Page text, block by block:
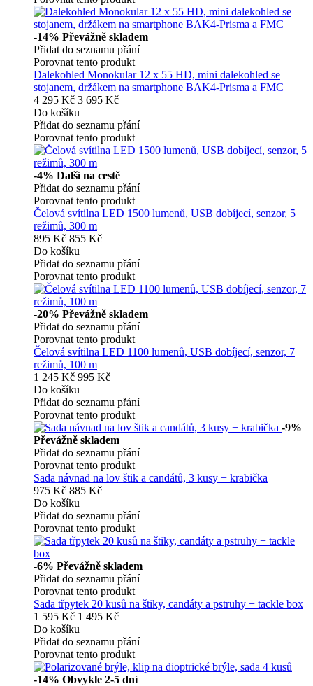
-14% Převážně skladem
Přidat do seznamu přání
Porovnat tento produkt
Dalekohled Monokular 12 x 55 HD, mini dalekohled se
stojanem, držákem na smartphone BAK4-Prisma a FMC
4 295 Kč 3 695 Kč
Do košíku
Přidat do seznamu přání
Porovnat tento produkt
-4% Další na cestě
Přidat do seznamu přání
Porovnat tento produkt
Čelová svítilna LED 1500 lumenů, USB dobíjecí, senzor, 5
režimů, 300 m
895 Kč 855 Kč
Do košíku
Přidat do seznamu přání
Porovnat tento produkt
-20% Převážně skladem
Přidat do seznamu přání
Porovnat tento produkt
Čelová svítilna LED 1100 lumenů, USB dobíjecí, senzor, 7
režimů, 100 m
1 245 Kč 995 Kč
Do košíku
Přidat do seznamu přání
Porovnat tento produkt
-9%
Převážně skladem
Přidat do seznamu přání
Porovnat tento produkt
Sada návnad na lov štik a candátů, 3 kusy + krabička
975 Kč 885 Kč
Do košíku
Přidat do seznamu přání
Porovnat tento produkt
-6% Převážně skladem
Přidat do seznamu přání
Porovnat tento produkt
Sada třpytek 20 kusů na štiky, candáty a pstruhy + tackle box
1 595 Kč 1 495 Kč
Do košíku
Přidat do seznamu přání
Porovnat tento produkt
-14% Obvykle 2-5 dní